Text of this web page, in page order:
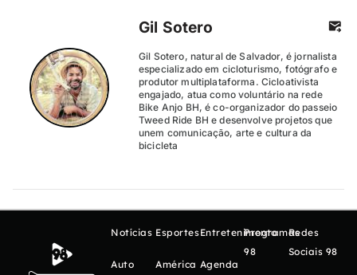
Gil Sotero
Gil Sotero, natural de Salvador, é jornalista
especializado em cicloturismo, fotógrafo e
produtor multiplataforma. Cicloativista
engajado, atua como voluntário na rede
Bike Anjo BH, é co-organizador do passeio
Tweed Ride BH e desenvolve projetos que
unem comunicação, arte e cultura da
bicicleta
Notícias
Auto
Esportes
América
Entretenimento
Agenda
Programas
98
Redes
Sociais 98